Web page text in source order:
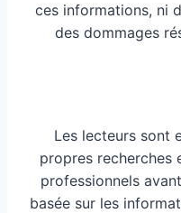
ces informations, ni
des dommages
Les lecteurs sont
propres recherches
professionnels
basée sur les